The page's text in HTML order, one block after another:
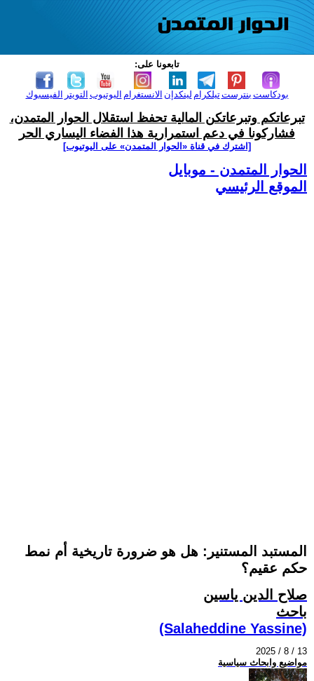
تابعونا على:
الفيسبوك التويتر اليوتيوب الانستغرام لينكدإن تيلكرامبنترست بودكاست
تبرعاتكم وتبرعاتكن المالية تحفظ استقلال الحوار المتمدن،
فشاركونا في دعم استمرارية هذا الفضاء اليساري الحر
[اشترك في قناة ‫«الحوار المتمدن» على اليوتيوب]
الحوار المتمدن - موبايل
الموقع الرئيسي
المستبد المستنير: هل هو ضرورة تاريخية أم نمط
حكم عقيم؟
صلاح الدين ياسين
باحث
(Salaheddine Yassine)
2025 / 8 / 13
مواضيع وابحاث سياسية